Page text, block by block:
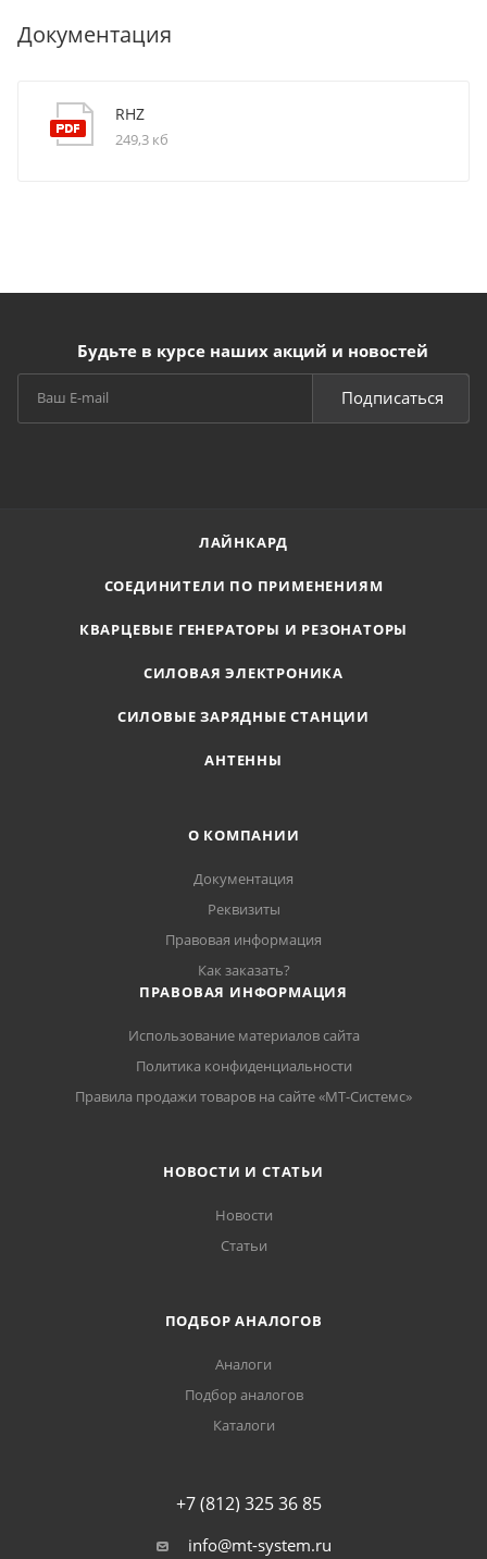
Документация
RHZ
249,3 кб
Будьте в курсе наших акций и новостей
Подписаться
ЛАЙНКАРД
СОЕДИНИТЕЛИ ПО ПРИМЕНЕНИЯМ
КВАРЦЕВЫЕ ГЕНЕРАТОРЫ И РЕЗОНАТОРЫ
СИЛОВАЯ ЭЛЕКТРОНИКА
СИЛОВЫЕ ЗАРЯДНЫЕ СТАНЦИИ
АНТЕННЫ
О КОМПАНИИ
Документация
Реквизиты
Правовая информация
Как заказать?
ПРАВОВАЯ ИНФОРМАЦИЯ
Использование материалов сайта
Политика конфиденциальности
Правила продажи товаров на сайте «МТ-Системс»
НОВОСТИ И СТАТЬИ
Новости
Статьи
ПОДБОР АНАЛОГОВ
Аналоги
Подбор аналогов
Каталоги
+7 (812) 325 36 85
info@mt-system.ru